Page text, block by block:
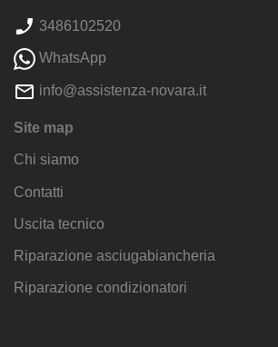
3486102520
WhatsApp
info@assistenza-novara.it
Site map
Chi siamo
Contatti
Uscita tecnico
Riparazione asciugabiancheria
Riparazione condizionatori